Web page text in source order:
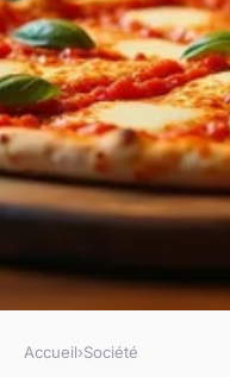
Accueil›Société